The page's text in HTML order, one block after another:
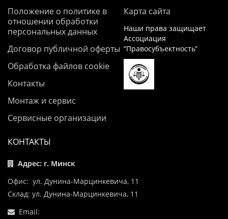
Положение о политике в
отношении обработки
персональных данных
Договор публичной оферты
Обработка файлов cookie
Контакты
Монтаж и сервис
Сервисные организации
Карта сайта
Наши права защищает
Ассоциация
“Правосубъектность”
КОНТАКТЫ
Адрес: г. Минск
Офис: ул. Дунина-Марцинкевича, 11
Склад: ул. Дунина-Марцинкевича, 11
Email: